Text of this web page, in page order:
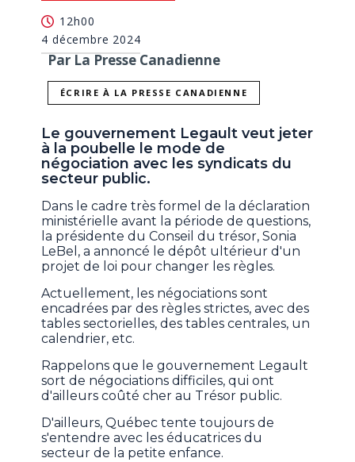
12h00
4 décembre 2024
Par La Presse Canadienne
ÉCRIRE À LA PRESSE CANADIENNE
Le gouvernement Legault veut jeter
à la poubelle le mode de
négociation avec les syndicats du
secteur public.
Dans le cadre très formel de la déclaration
ministérielle avant la période de questions,
la présidente du Conseil du trésor, Sonia
LeBel, a annoncé le dépôt ultérieur d'un
projet de loi pour changer les règles.
Actuellement, les négociations sont
encadrées par des règles strictes, avec des
tables sectorielles, des tables centrales, un
calendrier, etc.
Rappelons que le gouvernement Legault
sort de négociations difficiles, qui ont
d'ailleurs coûté cher au Trésor public.
D'ailleurs, Québec tente toujours de
s'entendre avec les éducatrices du
secteur de la petite enfance.